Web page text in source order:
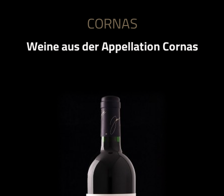
CORNAS
Weine aus der Appellation Cornas